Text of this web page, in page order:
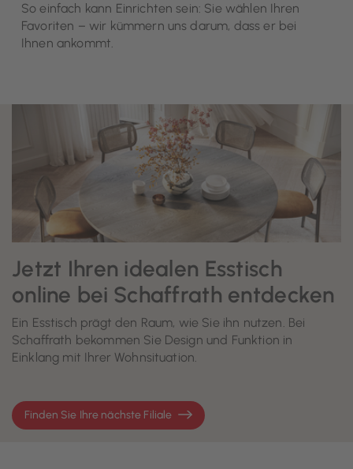
So einfach kann Einrichten sein: Sie wählen Ihren
Favoriten – wir kümmern uns darum, dass er bei
Ihnen ankommt.
Jetzt Ihren idealen Esstisch
online bei Schaffrath entdecken
Ein Esstisch prägt den Raum, wie Sie ihn nutzen. Bei
Schaffrath bekommen Sie Design und Funktion in
Einklang mit Ihrer Wohnsituation.
Finden Sie Ihre nächste Filiale